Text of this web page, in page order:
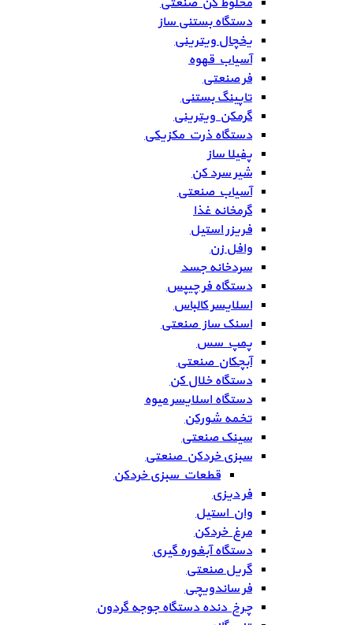
دستگاه بستنی ساز
یخچال ویترینی
آسیاب قهوه
فر صنعتی
تاپینگ بستنی
گرمکن ویترینی
دستگاه ذرت مکزیکی
پفیلا ساز
شیر سرد کن
آسیاب صنعتی
گرمخانه غذا
فریزر استیل
وافل زن
سردخانه جسد
دستگاه فر چیپس
اسلایسر کالباس
اسنک ساز صنعتی
پمپ سس
آبچکان صنعتی
دستگاه خلال کن
دستگاه اسلایسر میوه
تخمه شورکن
سینک صنعتی
سبزی خردکن صنعتی
قطعات سبزی خردکن
فر دیزی
وان استیل
مرغ خردکن
دستگاه آبغوره گیری
گریل صنعتی
فر ساندویچی
چرخ دنده دستگاه جوجه گردون